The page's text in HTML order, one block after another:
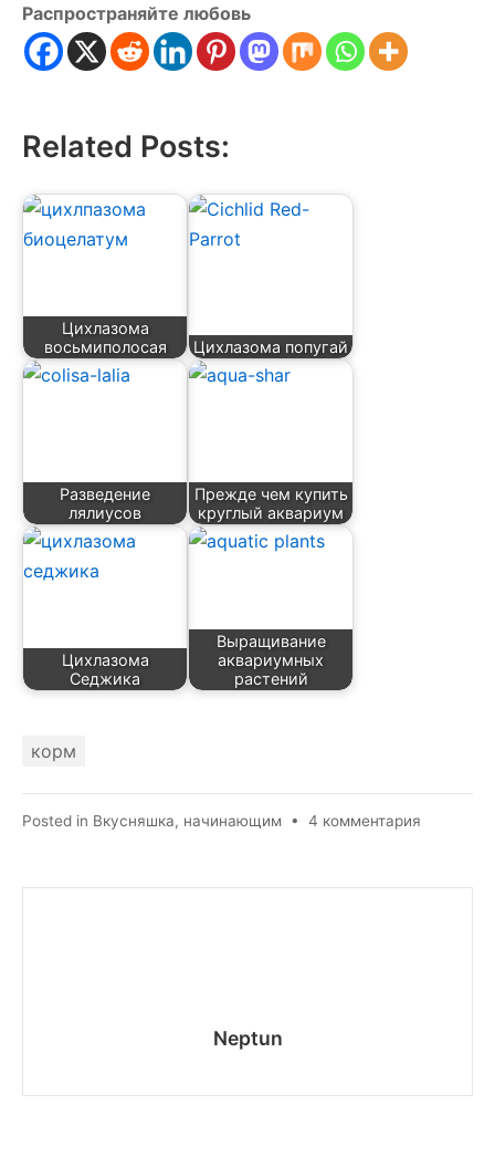
Распространяйте любовь
Related Posts:
Цихлазома
восьмиполосая
Цихлазома попугай
Разведение
лялиусов
Прежде чем купить
круглый аквариум
Цихлазома
Седжика
Выращивание
аквариумных
растений
корм
Posted in Вкусняшка, начинающим • 4 комментария
Neptun